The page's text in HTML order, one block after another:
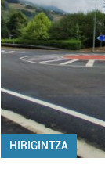
HIRIGINTZA